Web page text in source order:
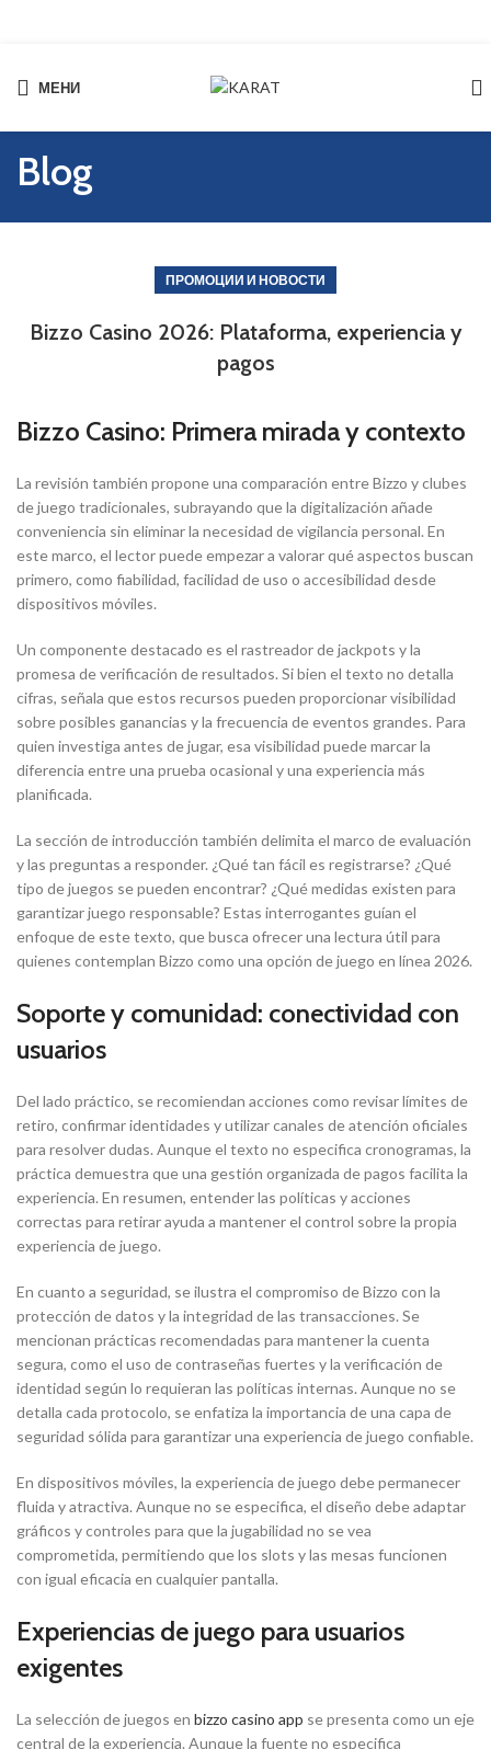
МЕНИ
Blog
ПРОМОЦИИ И НОВОСТИ
Bizzo Casino 2026: Plataforma, experiencia y
pagos
Bizzo Casino: Primera mirada y contexto
La revisión también propone una comparación entre Bizzo y clubes
de juego tradicionales, subrayando que la digitalización añade
conveniencia sin eliminar la necesidad de vigilancia personal. En
este marco, el lector puede empezar a valorar qué aspectos buscan
primero, como fiabilidad, facilidad de uso o accesibilidad desde
dispositivos móviles.
Un componente destacado es el rastreador de jackpots y la
promesa de verificación de resultados. Si bien el texto no detalla
cifras, señala que estos recursos pueden proporcionar visibilidad
sobre posibles ganancias y la frecuencia de eventos grandes. Para
quien investiga antes de jugar, esa visibilidad puede marcar la
diferencia entre una prueba ocasional y una experiencia más
planificada.
La sección de introducción también delimita el marco de evaluación
y las preguntas a responder. ¿Qué tan fácil es registrarse? ¿Qué
tipo de juegos se pueden encontrar? ¿Qué medidas existen para
garantizar juego responsable? Estas interrogantes guían el
enfoque de este texto, que busca ofrecer una lectura útil para
quienes contemplan Bizzo como una opción de juego en línea 2026.
Soporte y comunidad: conectividad con
usuarios
Del lado práctico, se recomiendan acciones como revisar límites de
retiro, confirmar identidades y utilizar canales de atención oficiales
para resolver dudas. Aunque el texto no especifica cronogramas, la
práctica demuestra que una gestión organizada de pagos facilita la
experiencia. En resumen, entender las políticas y acciones
correctas para retirar ayuda a mantener el control sobre la propia
experiencia de juego.
En cuanto a seguridad, se ilustra el compromiso de Bizzo con la
protección de datos y la integridad de las transacciones. Se
mencionan prácticas recomendadas para mantener la cuenta
segura, como el uso de contraseñas fuertes y la verificación de
identidad según lo requieran las políticas internas. Aunque no se
detalla cada protocolo, se enfatiza la importancia de una capa de
seguridad sólida para garantizar una experiencia de juego confiable.
En dispositivos móviles, la experiencia de juego debe permanecer
fluida y atractiva. Aunque no se especifica, el diseño debe adaptar
gráficos y controles para que la jugabilidad no se vea
comprometida, permitiendo que los slots y las mesas funcionen
con igual eficacia en cualquier pantalla.
Experiencias de juego para usuarios
exigentes
La selección de juegos en bizzo casino app se presenta como un eje
central de la experiencia. Aunque la fuente no especifica